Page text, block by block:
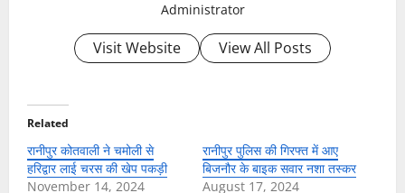
Administrator
Visit Website View All Posts
Related
रानीपुर कोतवाली ने चमोली से
हरिद्वार लाई चरस की खेप पकड़ी
November 14, 2024
रानीपुर पुलिस की गिरफ्त में आए
बिजनौर के बाइक सवार नशा तस्कर
August 17, 2024